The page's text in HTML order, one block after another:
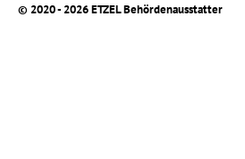
© 2020 - 2026 ETZEL Behördenausstatter